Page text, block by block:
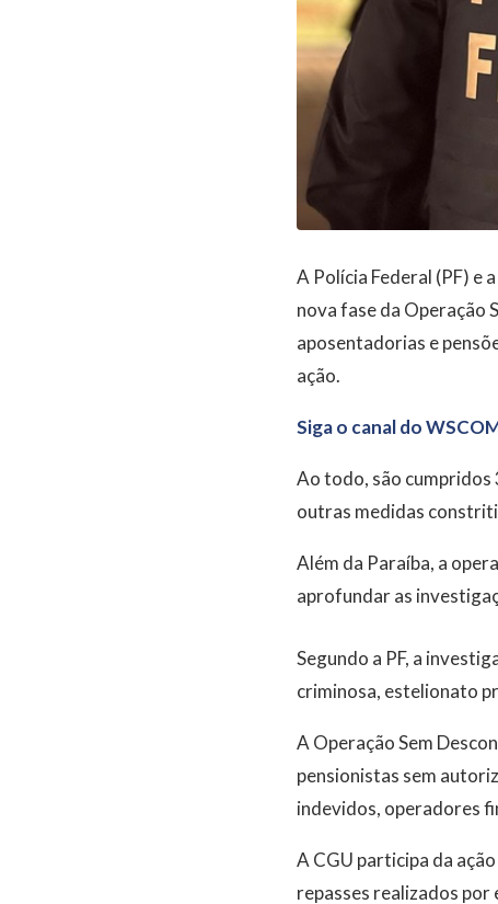
A Polícia Federal (PF)
nova fase da Operação
aposentadorias e
ação.
Siga o canal do
Ao todo, são cumpridos
outras medidas
Além da Paraíba, a
aprofundar as
Segundo a PF, a
criminosa, estelionato
A Operação Sem
pensionistas sem
indevidos, operadores
A CGU participa da
repasses realizados